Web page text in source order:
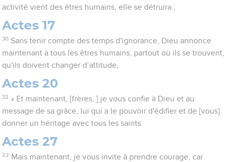
activité vient des êtres humains, elle se détruira ;
Actes 17
30 Sans tenir compte des temps d'ignorance, Dieu annonce
maintenant à tous les êtres humains, partout où ils se trouvent,
qu'ils doivent changer d’attitude,
Actes 20
32 » Et maintenant, [frères, ] je vous confie à Dieu et au
message de sa grâce, lui qui a le pouvoir d'édifier et de [vous]
donner un héritage avec tous les saints.
Actes 27
22 Mais maintenant, je vous invite à prendre courage, car